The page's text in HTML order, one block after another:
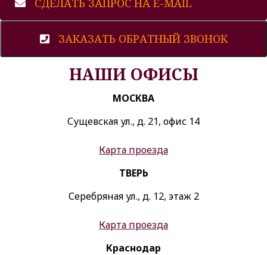
СДЕЛАТЬ ЗАПРОС НА E-MAIL
ЗАКАЗАТЬ ОБРАТНЫЙ ЗВОНОК
НАШИ ОФИСЫ
МОСКВА
Сущевская ул., д. 21, офис 14
Карта проезда
ТВЕРЬ
Серебряная ул., д. 12, этаж 2
Карта проезда
Краснодар